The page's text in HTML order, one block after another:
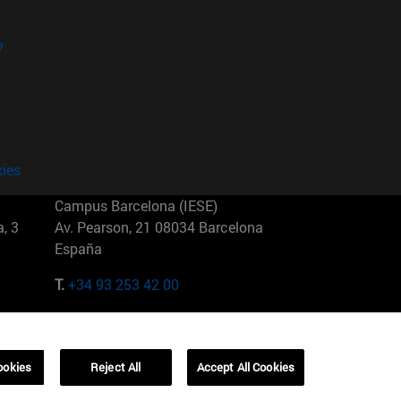
3
Campus Barcelona (IESE)
Av. Pearson, 21 08034 Barcelona
España
T.+34 93 253 42 00
01321001 Bela Vista Brasil
Reject All Accept All Cookies